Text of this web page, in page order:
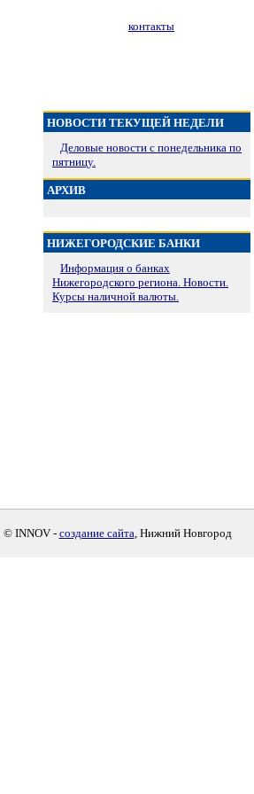
контакты
НОВОСТИ ТЕКУЩЕЙ НЕДЕЛИ
Деловые новости с понедельника по
пятницу.
АРХИВ
НИЖЕГОРОДСКИЕ БАНКИ
Информация о банках
Нижегородского региона. Новости.
Курсы наличной валюты.
© INNOV - создание сайта, Нижний Новгород